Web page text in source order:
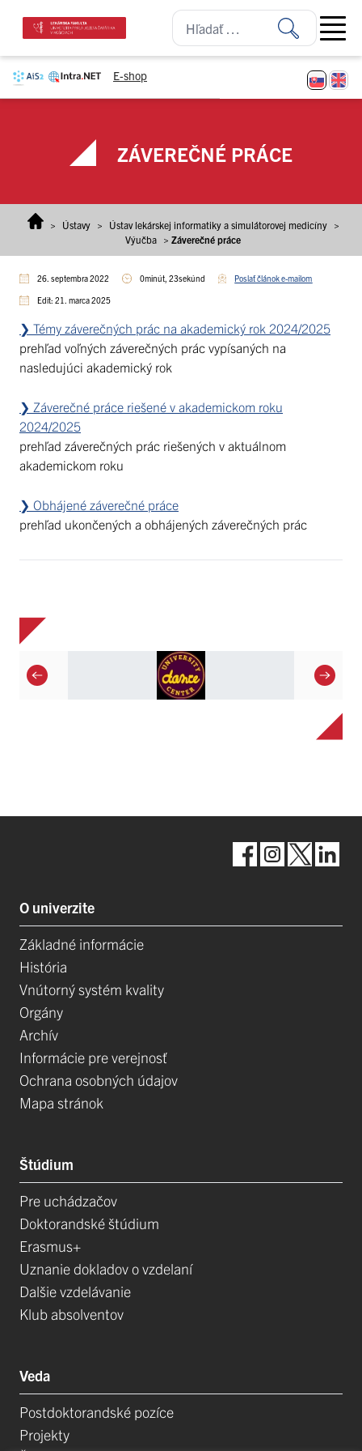
E-shop
Open
ZÁVEREČNÉ PRÁCE
> Ústavy > Ústav lekárskej informatiky a simulátorovej medicíny
>
Výučba > Záverečné práce
26. septembra 2022 0minút, 23sekúnd Poslať článok e-mailom
Edit: 21. marca 2025
❯ Témy záverečných prác na akademický rok 2024/2025
prehľad voľných záverečných prác vypísaných na
nasledujúci akademický rok
❯ Záverečné práce riešené v akademickom roku
2024/2025
prehľad záverečných prác riešených v aktuálnom
akademickom roku
❯ Obhájené záverečné práce
prehľad ukončených a obhájených záverečných prác
O univerzite
Základné informácie
História
Vnútorný systém kvality
Orgány
Archív
Informácie pre verejnosť
Ochrana osobných údajov
Mapa stránok
Štúdium
Pre uchádzačov
Doktorandské štúdium
Erasmus+
Uznanie dokladov o vzdelaní
Dalšie vzdelávanie
Klub absolventov
Veda
Postdoktorandské pozíce
Projekty